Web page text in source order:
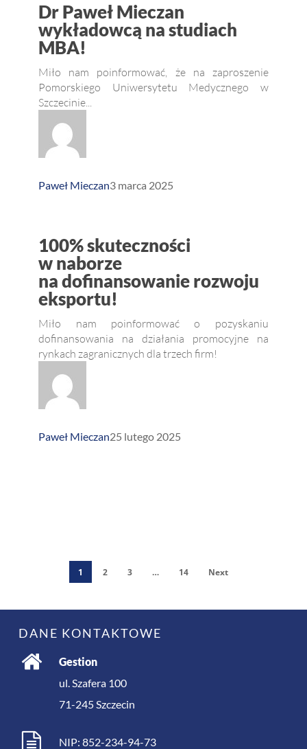
Mieczan
wykładowcą
na studiach
MBA!
Dr Paweł Mieczan
wykładowcą na studiach
MBA!
Miło nam poinformować, że na zaproszenie
Pomorskiego Uniwersytetu Medycznego w
Szczecinie...
Paweł Mieczan3 marca 2025
skuteczności
w naborze
na dofinansowanie
rozwoju
eksportu!
100% skuteczności
w naborze
na dofinansowanie rozwoju
eksportu!
Miło nam poinformować o pozyskaniu
dofinansowania na działania promocyjne na
rynkach zagranicznych dla trzech firm!
Paweł Mieczan25 lutego 2025
1 2 3 … 14 Next
DANE KONTAKTOWE
Gestion
ul. Szafera 100
71-245Szczecin
NIP: 852-234-94-73